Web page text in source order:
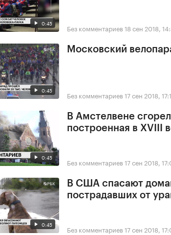
0:45 Без комментариев 18 сен 2018,
0:45
Московский
Без комментариев 17 сен 2018,
0:45
В Амстелвене
построенная в XVIII
Без комментариев 17 сен 2018,
0:45
В США спасают
пострадавших от
Без комментариев 17 сен 2018,